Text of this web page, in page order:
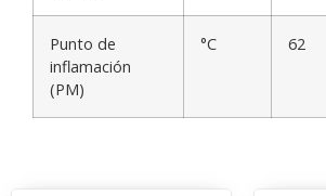
Punto de
inflamación
(PM)
°C 62